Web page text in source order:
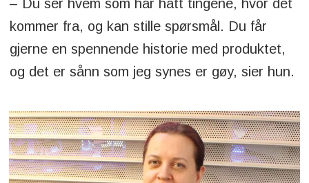
– Du ser hvem som har hatt tingene, hvor det
kommer fra, og kan stille spørsmål. Du får
gjerne en spennende historie med produktet,
og det er sånn som jeg synes er gøy, sier hun.